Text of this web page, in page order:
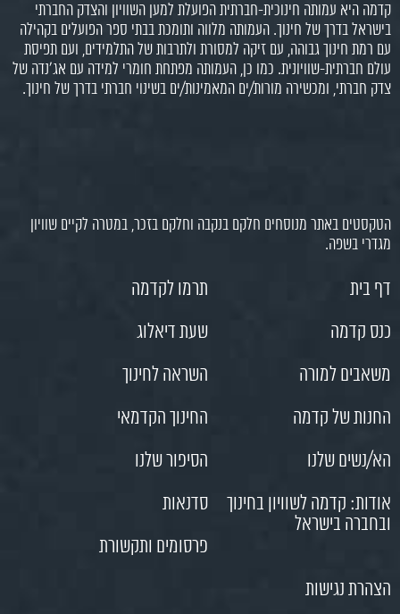
קדמה היא עמותה חינוכית-חברתית הפועלת למען השוויון והצדק החברתי
בישראל בדרך של חינוך. העמותה מלווה ותומכת בבתי ספר הפועלים בקהילה
עם רמת חינוך גבוהה, עם זיקה למסורת ולתרבות של התלמידים, ועם תפיסת
עולם חברתית-שוויונית. כמו כן, העמותה מפתחת חומרי למידה עם אג'נדה של
צדק חברתי, ומכשירה מורות/ים המאמינות/ים בשינוי חברתי בדרך של חינוך.
הטקסטים באתר מנוסחים חלקם בנקבה וחלקם בזכר, במטרה לקיים שוויון
מגדרי בשפה.
דף בית
תרמו לקדמה
כנס קדמה
שעת דיאלוג
משאבים למורה
השראה לחינוך
החנות של קדמה
החינוך הקדמאי
הא/נשים שלנו
הסיפור שלנו
אודות: קדמה לשוויון בחינוך
ובחברה בישראל
סדנאות
פרסומים ותקשורת
הצהרת נגישות